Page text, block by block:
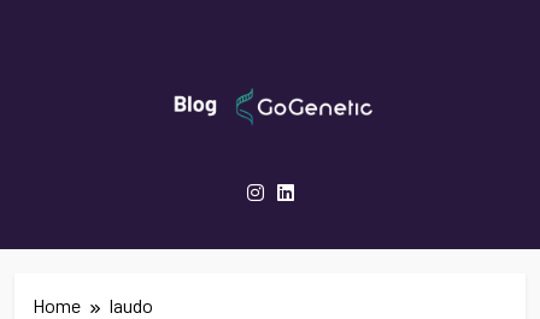
GoGenetic- Blog
Inovação Em Genética, Biotecnologia E
Home laudo